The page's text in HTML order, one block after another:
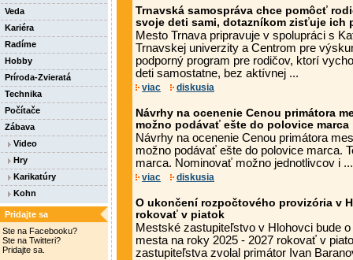
Veda
Kariéra
Radíme
Hobby
Príroda-Zvieratá
Technika
Počítače
Zábava
Video
Hry
Karikatúry
Kohn
Pridajte sa
Ste na Facebooku?
Ste na Twitteri?
Pridajte sa.
Trnavská samospráva chce pomôcť
svoje deti sami, dotazníkom zisťuje ich
Mesto Trnava pripravuje v spolupráci s
Trnavskej univerzity a Centrom pre
podporný program pre rodičov, ktorí
deti samostatne, bez aktívnej ...
viac diskusia
Návrhy na ocenenie Cenou primátora
možno podávať ešte do polovice marca
Návrhy na ocenenie Cenou primátora
možno podávať ešte do polovice marca.
marca. Nominovať možno jednotlivcov i ...
viac diskusia
O ukončení rozpočtového provizória v
rokovať v piatok
Mestské zastupiteľstvo v Hlohovci bude
mesta na roky 2025 - 2027 rokovať v
zastupiteľstva zvolal primátor Ivan